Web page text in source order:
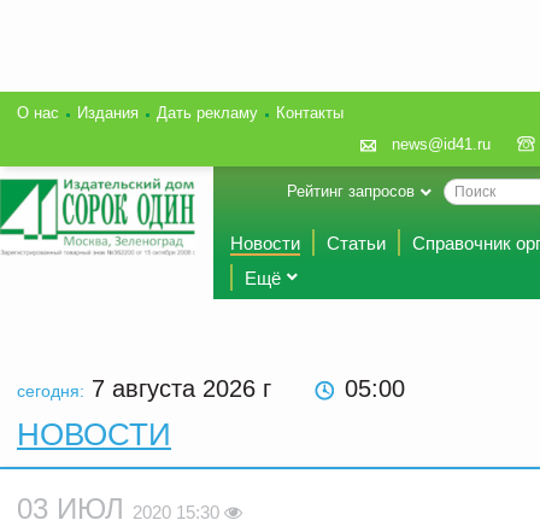
О нас Издания Дать рекламу
Контакты
news@id41.ru
Рейтинг запросов
Новости Статьи
Справочник
Ещё
сегодня: 7 августа 2026 г 05:00
НОВОСТИ
03 ИЮЛ 2020 15:30